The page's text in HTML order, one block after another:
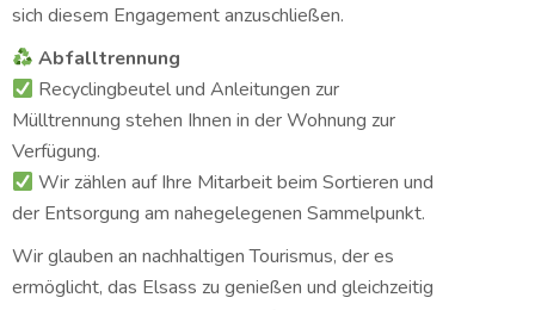
sich diesem Engagement anzuschließen.
Abfalltrennung
Recyclingbeutel und Anleitungen zur
Mülltrennung stehen Ihnen in der Wohnung zur
Verfügung.
Wir zählen auf Ihre Mitarbeit beim Sortieren und
der Entsorgung am nahegelegenen Sammelpunkt.
Wir glauben an nachhaltigen Tourismus, der es
ermöglicht, das Elsass zu genießen und gleichzeitig